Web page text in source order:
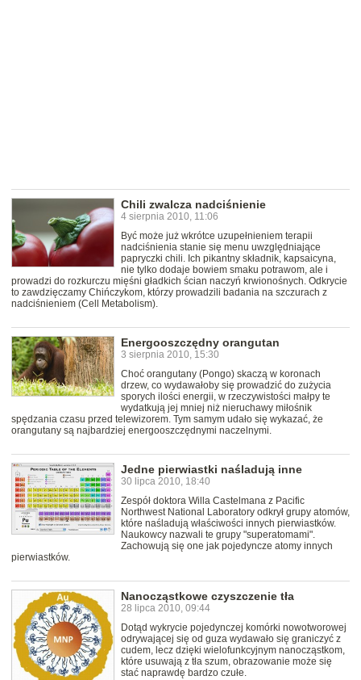
Chili zwalcza nadciśnienie
4 sierpnia 2010, 11:06
Być może już wkrótce uzupełnieniem terapii
nadciśnienia stanie się menu uwzględniające
papryczki chili. Ich pikantny składnik, kapsaicyna,
nie tylko dodaje bowiem smaku potrawom, ale i
prowadzi do rozkurczu mięśni gładkich ścian naczyń krwionośnych. Odkrycie
to zawdzięczamy Chińczykom, którzy prowadzili badania na szczurach z
nadciśnieniem (Cell Metabolism).
Energooszczędny orangutan
3 sierpnia 2010, 15:30
Choć orangutany (Pongo) skaczą w koronach
drzew, co wydawałoby się prowadzić do zużycia
sporych ilości energii, w rzeczywistości małpy te
wydatkują jej mniej niż nieruchawy miłośnik
spędzania czasu przed telewizorem. Tym samym udało się wykazać, że
orangutany są najbardziej energooszczędnymi naczelnymi.
Jedne pierwiastki naśladują inne
30 lipca 2010, 18:40
Zespół doktora Willa Castelmana z Pacific
Northwest National Laboratory odkrył grupy atomów,
które naśladują właściwości innych pierwiastków.
Naukowcy nazwali te grupy "superatomami".
Zachowują się one jak pojedyncze atomy innych
pierwiastków.
Nanocząstkowe czyszczenie tła
28 lipca 2010, 09:44
Dotąd wykrycie pojedynczej komórki nowotworowej
odrywającej się od guza wydawało się graniczyć z
cudem, lecz dzięki wielofunkcyjnym nanocząstkom,
które usuwają z tła szum, obrazowanie może się
stać naprawdę bardzo czułe.